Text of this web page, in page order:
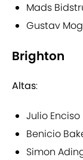
Mads
Gustav
Brighton
Altas:
Julio
Benicio
Simon